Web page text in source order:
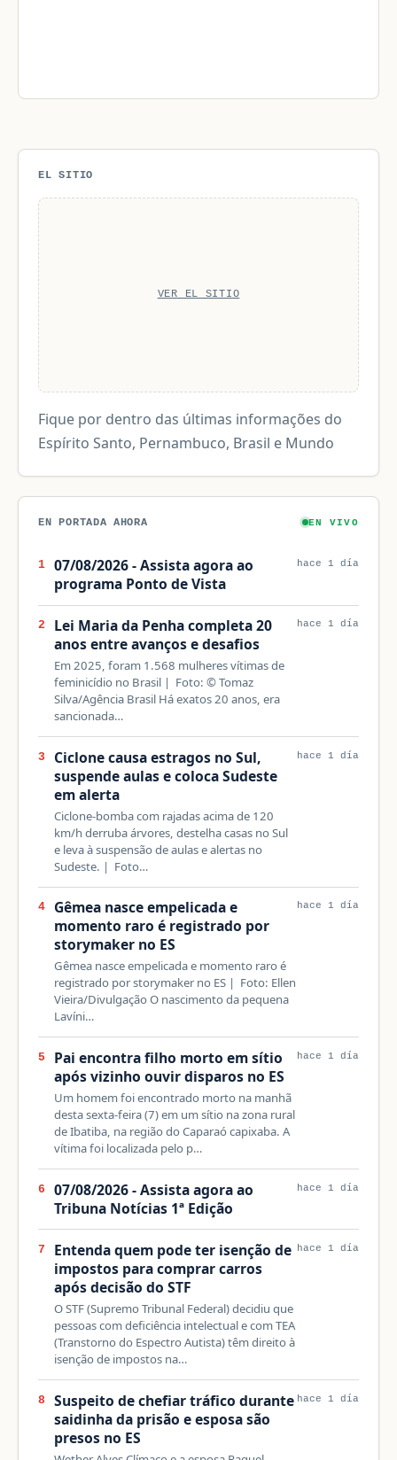
EL SITIO
VER EL SITIO
Fique por dentro das últimas informações do
Espírito Santo, Pernambuco, Brasil e Mundo
EN PORTADA AHORA EN VIVO
1
07/08/2026 - Assista agora ao
programa Ponto de Vista
hace 1 día
2
Lei Maria da Penha completa 20
anos entre avanços e desafios
Em 2025, foram 1.568 mulheres vítimas de
feminicídio no Brasil | Foto: © Tomaz
Silva/Agência Brasil Há exatos 20 anos, era
sancionada…
hace 1 día
3
Ciclone causa estragos no Sul,
suspende aulas e coloca Sudeste
em alerta
Ciclone-bomba com rajadas acima de 120
km/h derruba árvores, destelha casas no Sul
e leva à suspensão de aulas e alertas no
Sudeste. | Foto…
hace 1 día
4
Gêmea nasce empelicada e
momento raro é registrado por
storymaker no ES
Gêmea nasce empelicada e momento raro é
registrado por storymaker no ES | Foto: Ellen
Vieira/Divulgação O nascimento da pequena
Lavíni…
hace 1 día
5
Pai encontra filho morto em sítio
após vizinho ouvir disparos no ES
Um homem foi encontrado morto na manhã
desta sexta-feira (7) em um sítio na zona rural
de Ibatiba, na região do Caparaó capixaba. A
vítima foi localizada pelo p…
hace 1 día
6
07/08/2026 - Assista agora ao
Tribuna Notícias 1ª Edição
hace 1 día
7
Entenda quem pode ter isenção de
impostos para comprar carros
após decisão do STF
O STF (Supremo Tribunal Federal) decidiu que
pessoas com deficiência intelectual e com TEA
(Transtorno do Espectro Autista) têm direito à
isenção de impostos na…
hace 1 día
8
Suspeito de chefiar tráfico durante
saidinha da prisão e esposa são
presos no ES
hace 1 día